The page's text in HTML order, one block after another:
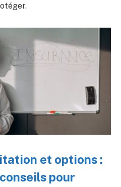
et options :
pour